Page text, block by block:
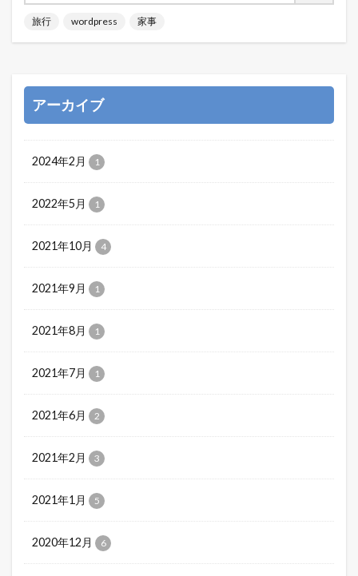
旅行 wordpress 家事
アーカイブ
2024年2月 1
2022年5月 1
2021年10月 4
2021年9月 1
2021年8月 1
2021年7月 1
2021年6月 2
2021年2月 3
2021年1月 5
2020年12月 6